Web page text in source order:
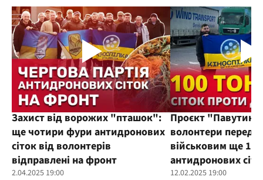
Захист від ворожих "пташок":
ще чотири фури антидронових
сіток від волонтерів
відправлені на фронт
2.04.2025 19:00
Проєкт
волонтери
військовим ще
антидронових
12.02.2025 19:00